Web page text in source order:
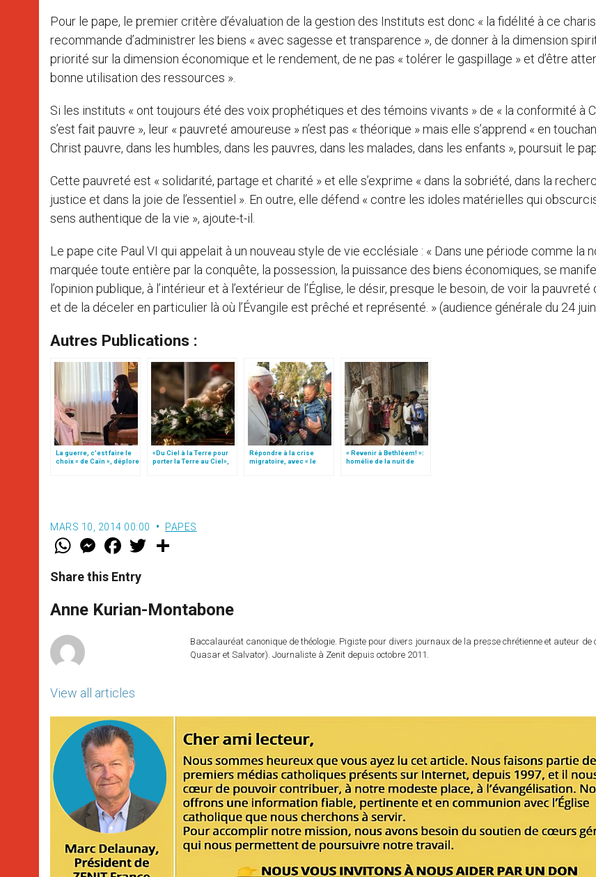
Pour le pape, le premier critère d’évaluation de la gestion des Instituts est donc « la fidélité à ce
recommande d’administrer les biens « avec sagesse et transparence », de donner à la dimension
priorité sur la dimension économique et le rendement, de ne pas « tolérer le gaspillage » et d’être
bonne utilisation des ressources ».
Si les instituts « ont toujours été des voix prophétiques et des témoins vivants » de « la conformité à
s’est fait pauvre », leur « pauvreté amoureuse » n’est pas « théorique » mais elle s’apprend « en
Christ pauvre, dans les humbles, dans les pauvres, dans les malades, dans les enfants », poursuit le
Cette pauvreté est « solidarité, partage et charité » et elle s’exprime « dans la sobriété, dans la
justice et dans la joie de l’essentiel ». En outre, elle défend « contre les idoles matérielles qui
sens authentique de la vie », ajoute-t-il.
Le pape cite Paul VI qui appelait à un nouveau style de vie ecclésiale : « Dans une période comme la
marquée toute entière par la conquête, la possession, la puissance des biens économiques, se
l’opinion publique, à l’intérieur et à l’extérieur de l’Église, le désir, presque le besoin, de voir la pauvreté
et de la déceler en particulier là où l’Évangile est prêché et représenté. » (audience générale du 24
Autres Publications :
La guerre, c’est faire le
choix « de Caïn », déplore
«Du Ciel à la Terre pour
porter la Terre au Ciel»,
Répondre à la crise
migratoire, avec « le
« Revenir à Bethléem! »:
homélie de la nuit de
Noël (texte complet)
MARS 10, 2014 00:00 PAPES
W
t
s
p
p
M
e
s
e
g
e
F
a
e
b
o
k
w
r
Share this Entry
Anne Kurian-Montabone
View all articles
Baccalauréat canonique de théologie. Pigiste pour divers journaux de la presse chrétienne et auteur de
Quasar et Salvator). Journaliste à Zenit depuis octobre 2011.